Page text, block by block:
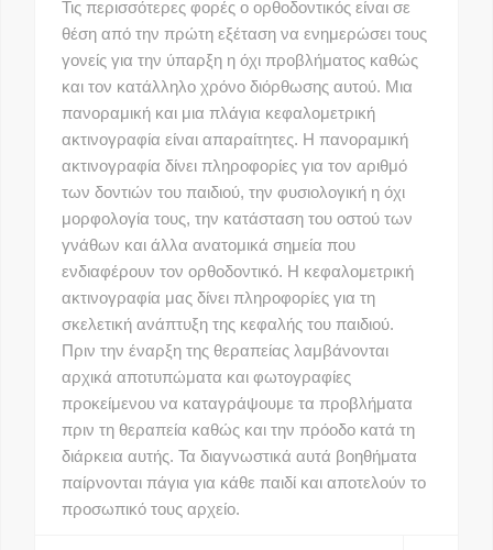
Τις περισσότερες φορές ο ορθοδοντικός είναι σε
θέση από την πρώτη εξέταση να ενημερώσει τους
γονείς για την ύπαρξη η όχι προβλήματος καθώς
και τον κατάλληλο χρόνο διόρθωσης αυτού. Mια
πανοραμική και μια πλάγια κεφαλομετρική
ακτινογραφία είναι απαραίτητες. Η πανοραμική
ακτινογραφία δίνει πληροφορίες για τον αριθμό
των δοντιών του παιδιού, την φυσιολογική η όχι
μορφολογία τους, την κατάσταση του οστού των
γνάθων και άλλα ανατομικά σημεία που
ενδιαφέρουν τον ορθοδοντικό. Η κεφαλομετρική
ακτινογραφία μας δίνει πληροφορίες για τη
σκελετική ανάπτυξη της κεφαλής του παιδιού.
Πριν την έναρξη της θεραπείας λαμβάνονται
αρχικά αποτυπώματα και φωτογραφίες
προκείμενου να καταγράψουμε τα προβλήματα
πριν τη θεραπεία καθώς και την πρόοδο κατά τη
διάρκεια αυτής. Τα διαγνωστικά αυτά βοηθήματα
παίρνονται πάγια για κάθε παιδί και αποτελούν το
προσωπικό τους αρχείο.